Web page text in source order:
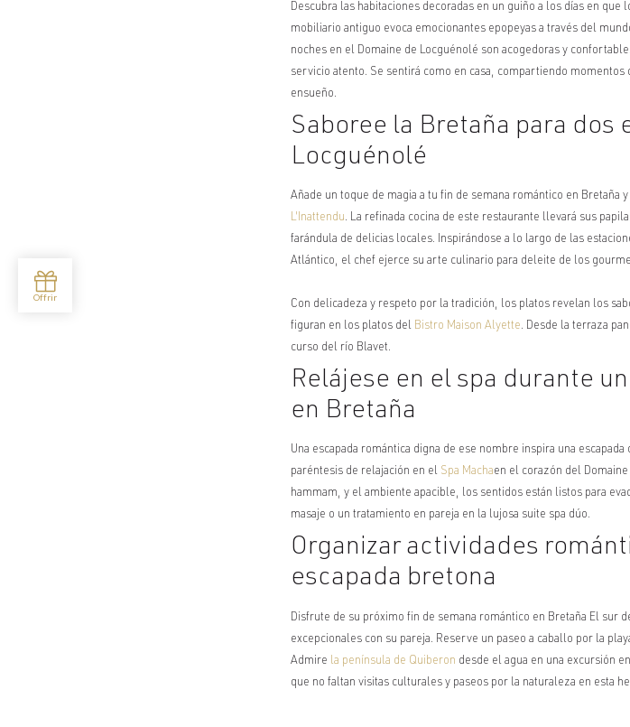
Descubra las habitaciones decoradas en un guiño a los días en que
mobiliario antiguo evoca emocionantes epopeyas a través del
noches en el Domaine de Locguénolé son acogedoras y
servicio atento. Se sentirá como en casa, compartiendo
ensueño.
Saboree la Bretaña para dos
Locguénolé
Añade un toque de magia a tu fin de semana romántico en Bretaña y
L'Inattendu. La refinada cocina de este restaurante llevará sus
farándula de delicias locales. Inspirándose a lo largo de las
Atlántico, el chef ejerce su arte culinario para deleite de los
Con delicadeza y respeto por la tradición, los platos revelan los
figuran en los platos del Bistro Maison Alyette. Desde la terraza
curso del río Blavet.
Relájese en el spa durante un
en Bretaña
Una escapada romántica digna de ese nombre inspira una
paréntesis de relajación en el Spa Machaen el corazón del
hammam, y el ambiente apacible, los sentidos están listos para
masaje o un tratamiento en pareja en la lujosa suite spa dúo.
Organizar actividades
escapada bretona
Disfrute de su próximo fin de semana romántico en Bretaña El sur
excepcionales con su pareja. Reserve un paseo a caballo por la
Admire la península de Quiberon desde el agua en una excursión
que no faltan visitas culturales y paseos por la naturaleza en esta